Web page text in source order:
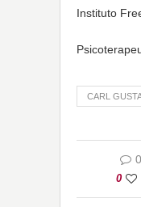
Instituto
CARL
0